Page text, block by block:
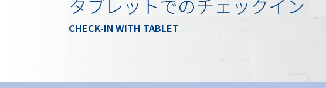
タブレットでのチェックイン
CHECK-IN WITH TABLET